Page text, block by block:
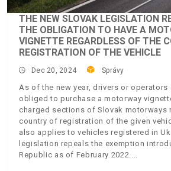
THE NEW SLOVAK LEGISLATION
THE OBLIGATION TO HAVE A
VIGNETTE REGARDLESS OF THE
REGISTRATION OF THE VEHICLE
Dec 20, 2024 Správy
As of the new year, drivers or
obliged to purchase a motorway
charged sections of Slovak motorways
country of registration of the given
also applies to vehicles registered in
legislation repeals the exemption
Republic as of February 2022.